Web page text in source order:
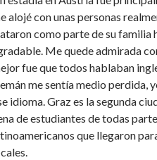
alojé con unas personas
como parte de su familia
Me quede admirada
fue que todos hablaban
me sentía medio perdida,
idioma. Graz es la segunda
de estudiantes de todas
que llegaron